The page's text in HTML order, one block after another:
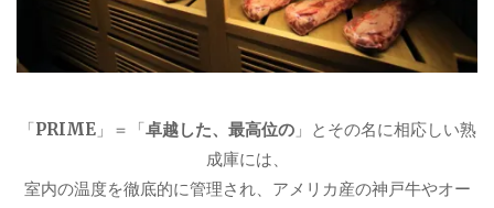
「PRIME」＝「卓越した、最高位の」とその名に相応しい熟
成庫には、
室内の温度を徹底的に管理され、アメリカ産の神戸牛やオー